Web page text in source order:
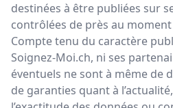
destinées à être publiées sur
contrôlées de près au
Compte tenu du caractère
Soignez-Moi.ch, ni ses
éventuels ne sont à même de
de garanties quant à